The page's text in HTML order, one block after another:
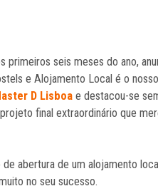
primeiros seis meses do ano,
e Alojamento Local é o
D Lisboa e destacou-se
final extraordinário que
abertura de um alojamento
no seu sucesso.